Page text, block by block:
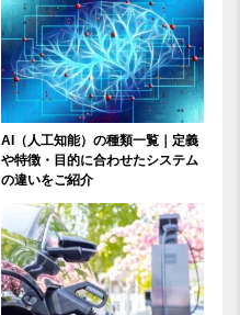
AI（人工知能）の種類一覧｜定義
や特徴・目的に合わせたシステム
の違いをご紹介